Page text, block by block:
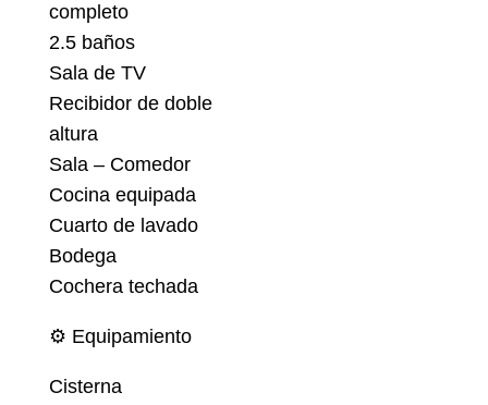
completo
2.5 baños
Sala de TV
Recibidor de doble
altura
Sala – Comedor
Cocina equipada
Cuarto de lavado
Bodega
Cochera techada
⚙️ Equipamiento
Cisterna